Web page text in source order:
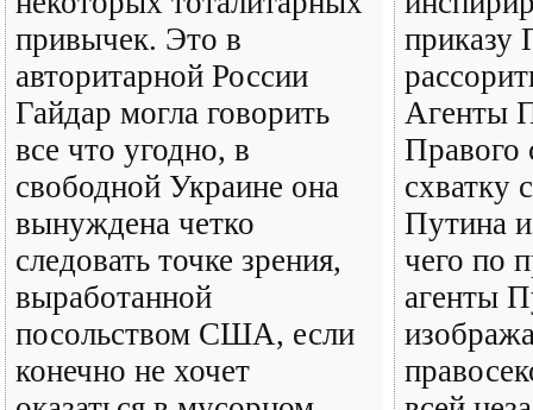
привычек. Это в
авторитарной России
Гайдар могла говорить
все что угодно, в
свободной Украине она
вынуждена четко
следовать точке зрения,
выработанной
посольством США, если
конечно не хочет
приказу
Агенты
Правого
схватку
Путина
чего по
агенты